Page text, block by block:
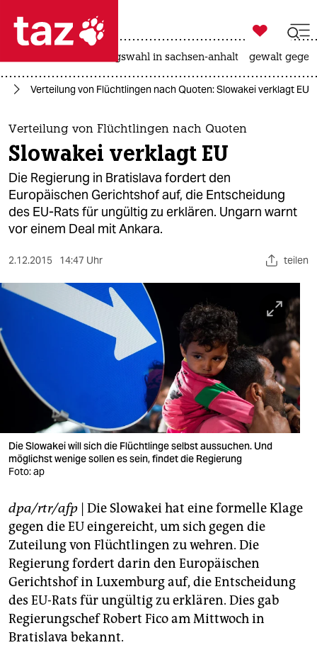
 taz zahl ich
taz zahl ich
themen
politik
öko
gesellschaft
kultur
sport
nord
wahrheit
verlag
verlag
veranstaltungen
fragen & hilfe
unterstützen
abo
genossenschaft
epaper login

taz zahl ich
landtagswahl in sachsen-anhalt gewalt
Verteilung von Flüchtlingen nach Quoten: Slowakei verklagt EU
Verteilung von Flüchtlingen nach Quoten
Slowakei verklagt EU
Die Regierung in Bratislava fordert den
Europäischen Gerichtshof auf, die Entscheidung
des EU-Rats für ungültig zu erklären. Ungarn warnt
vor einem Deal mit Ankara.
2.12.2015 14:47 Uhr teilen
Die Slowakei will sich die Flüchtlinge selbst aussuchen. Und
möglichst wenige sollen es sein, findet die Regierung
Foto: ap
dpa/rtr/afp | Die Slowakei hat eine formelle Klage
gegen die EU eingereicht, um sich gegen die
Zuteilung von Flüchtlingen zu wehren. Die
Regierung fordert darin den Europäischen
Gerichtshof in Luxemburg auf, die Entscheidung
des EU-Rats für ungültig zu erklären. Dies gab
Regierungschef Robert Fico am Mittwoch in
Bratislava bekannt.